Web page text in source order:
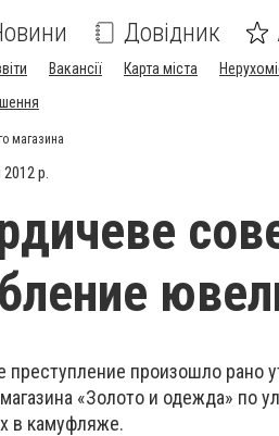
Довідник
Вакансії Карта міста
магазина
2012 р.
преступление произошло рано
«Золото и одежда» по
в камуфляже.